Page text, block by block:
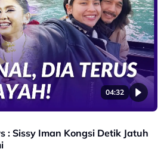
04:32
: Sissy Iman Kongsi Detik Jatuh